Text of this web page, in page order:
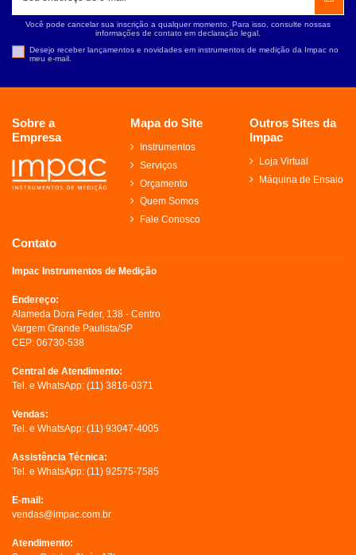
Você pode cancelar sua inscrição a qualquer momento. Para isso, consulte nossas
informações de contato em declaração legal.
Desejo receber lançamentos e novidades em instrumentos de medição da Impac no
meu e-mail.
Sobre a
Empresa
Mapa do Site
Instrumentos
Serviços
Orçamento
Quem Somos
Fale Conosco
Outros Sites da
Impac
Loja Virtual
Máquina de Ensaio
Contato
Impac Instrumentos de Medição
Endereço:
Alameda Dora Feder, 138 - Centro
Vargem Grande Paulista/SP
CEP: 06730-538
Central de Atendimento:
Tel. e WhatsApp: (11) 3816-0371
Vendas:
Tel. e WhatsApp: (11) 93047-4005
Assistência Técnica:
Tel. e WhatsApp: (11) 92575-7585
E-mail:
vendas@impac.com.br
Atendimento: